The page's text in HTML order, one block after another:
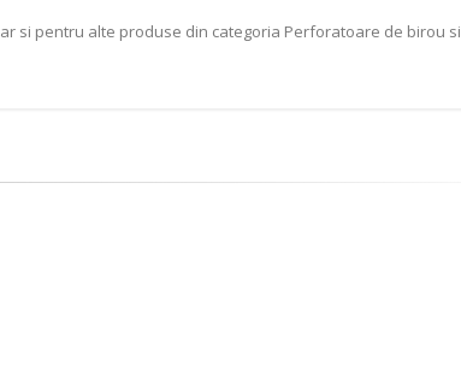
si pentru alte produse din categoria Perforatoare de birou si